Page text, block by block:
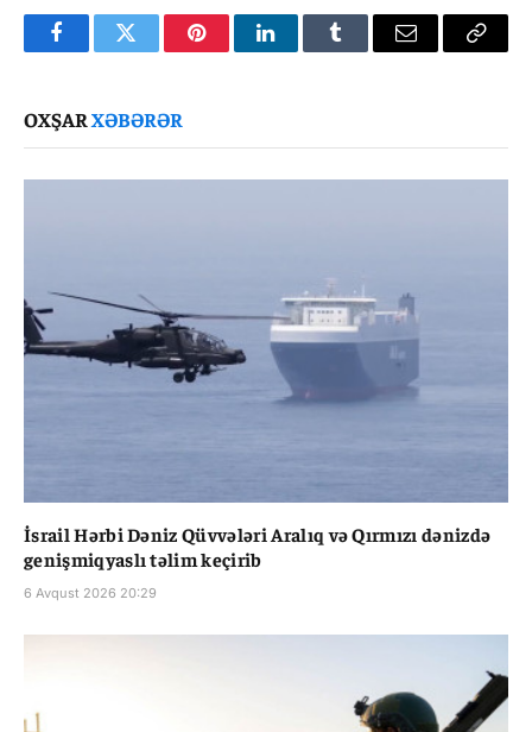
FacebookTwitter PinterestLinkedInTumblr Email
Copy
OXŞARXƏBƏRƏR
İsrail Hərbi Dəniz Qüvvələri Aralıq və Qırmızı dənizdə
genişmiqyaslı təlim keçirib
6 Avqust 2026 20:29